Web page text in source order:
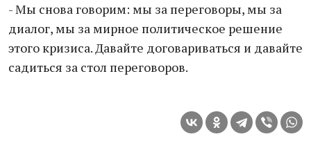
- Мы снова говорим: мы за переговоры, мы за
диалог, мы за мирное политическое решение
этого кризиса. Давайте договариваться и давайте
садиться за стол переговоров.